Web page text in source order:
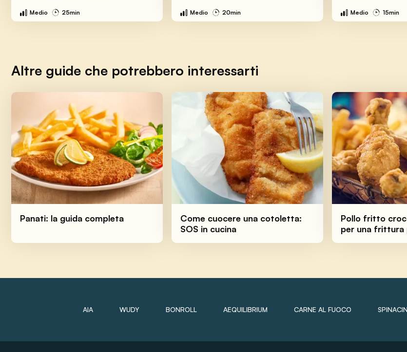
Medio 25min Medio 20min Medio 15min
Altre guide che potrebbero interessarti
Panati: la guida completa
Come cuocere una cotoletta:
SOS in cucina
Pollo fritto
per una
AIA WUDY BONROLL AEQUILIBRIUM CARNE AL FUOCO